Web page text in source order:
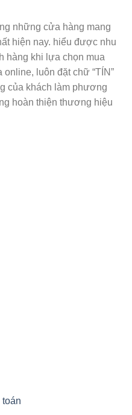
những cửa hàng mang
hiện nay. hiểu được nhu
hàng khi lựa chọn mua
luôn đặt chữ “TÍN”
của khách làm phương
hoàn thiện thương hiệu